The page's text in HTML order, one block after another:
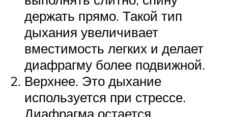
держать прямо. Такой тип
дыхания увеличивает
вместимость легких и делает
диафрагму более подвижной.
Верхнее. Это дыхание
используется при стрессе.
Диафрагма остается